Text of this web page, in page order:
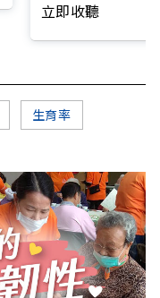
立即收聽
生育率